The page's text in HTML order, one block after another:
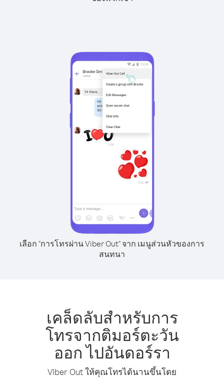
เลือก "การโทรผ่าน Viber Out" จาก เมนูส่วนหัวของการ
สนทนา
เคล็ดลับสำหรับการ
โทรจากติมอร์ตะวัน
ออก ไปอันดอร์รา
Viber Out ให้คุณโทรได้นานขึ้นโดย